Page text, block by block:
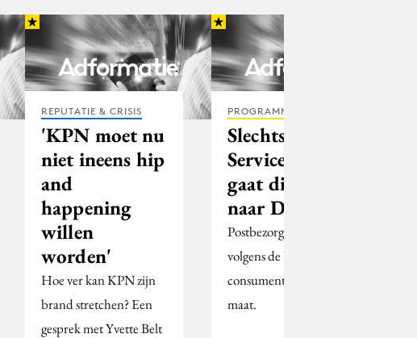
REPUTATIE & CRISIS
'KPN moet nu
niet ineens hip
and
happening
willen
worden'
Hoe ver kan KPN zijn
brand stretchen? Een
gesprek met Yvette Belt
PROGRAMMATIC
Slechtste
Service Award
gaat dit jaar
naar DHL
Postbezorgers presteren
volgens de Nederlandse
consument ver onder de
maat.